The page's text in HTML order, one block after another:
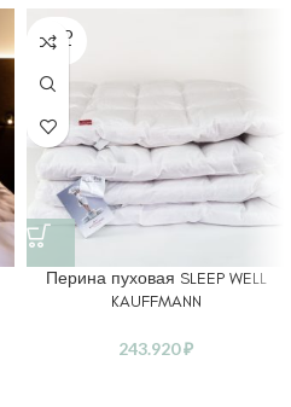
SOLD
OUT
Перина пуховая SLEEP WELL
KAUFFMANN
243.920₽